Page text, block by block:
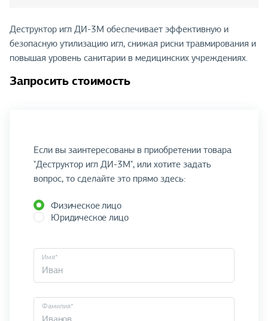
Деструктор игл ДИ-3М обеспечивает эффективную и
безопасную утилизацию игл, снижая риски травмирования и
повышая уровень санитарии в медицинских учреждениях.
Запросить стоимость
Если вы заинтересованы в приобретении товара
"Деструктор игл ДИ-3М", или хотите задать
вопрос, то сделайте это прямо здесь:
Физическое лицо
Юридическое лицо
Имя*
Фамилия*